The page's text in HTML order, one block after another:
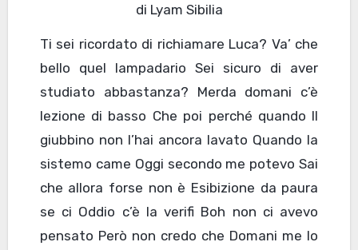
di Lyam Sibilia
Ti sei ricordato di richiamare Luca? Va’ che
bello quel lampadario Sei sicuro di aver
studiato abbastanza? Merda domani c’è
lezione di basso Che poi perché quando Il
giubbino non l’hai ancora lavato Quando la
sistemo came Oggi secondo me potevo Sai
che allora forse non è Esibizione da paura
se ci Oddio c’è la verifi Boh non ci avevo
pensato Però non credo che Domani me lo